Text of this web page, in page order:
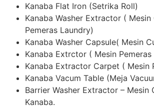
Kanaba Flat Iron (Setrika Roll)
Kanaba Washer Extractor ( Mesin
Pemeras Laundry)
Kanaba Washer Capsule( Mesin
Kanaba Extrctor ( Mesin Pemeras
Kanaba Extractor Carpet ( Mesin
Kanaba Vacum Table (Meja
Barrier Washer Extractor – Mesin
Kanaba.